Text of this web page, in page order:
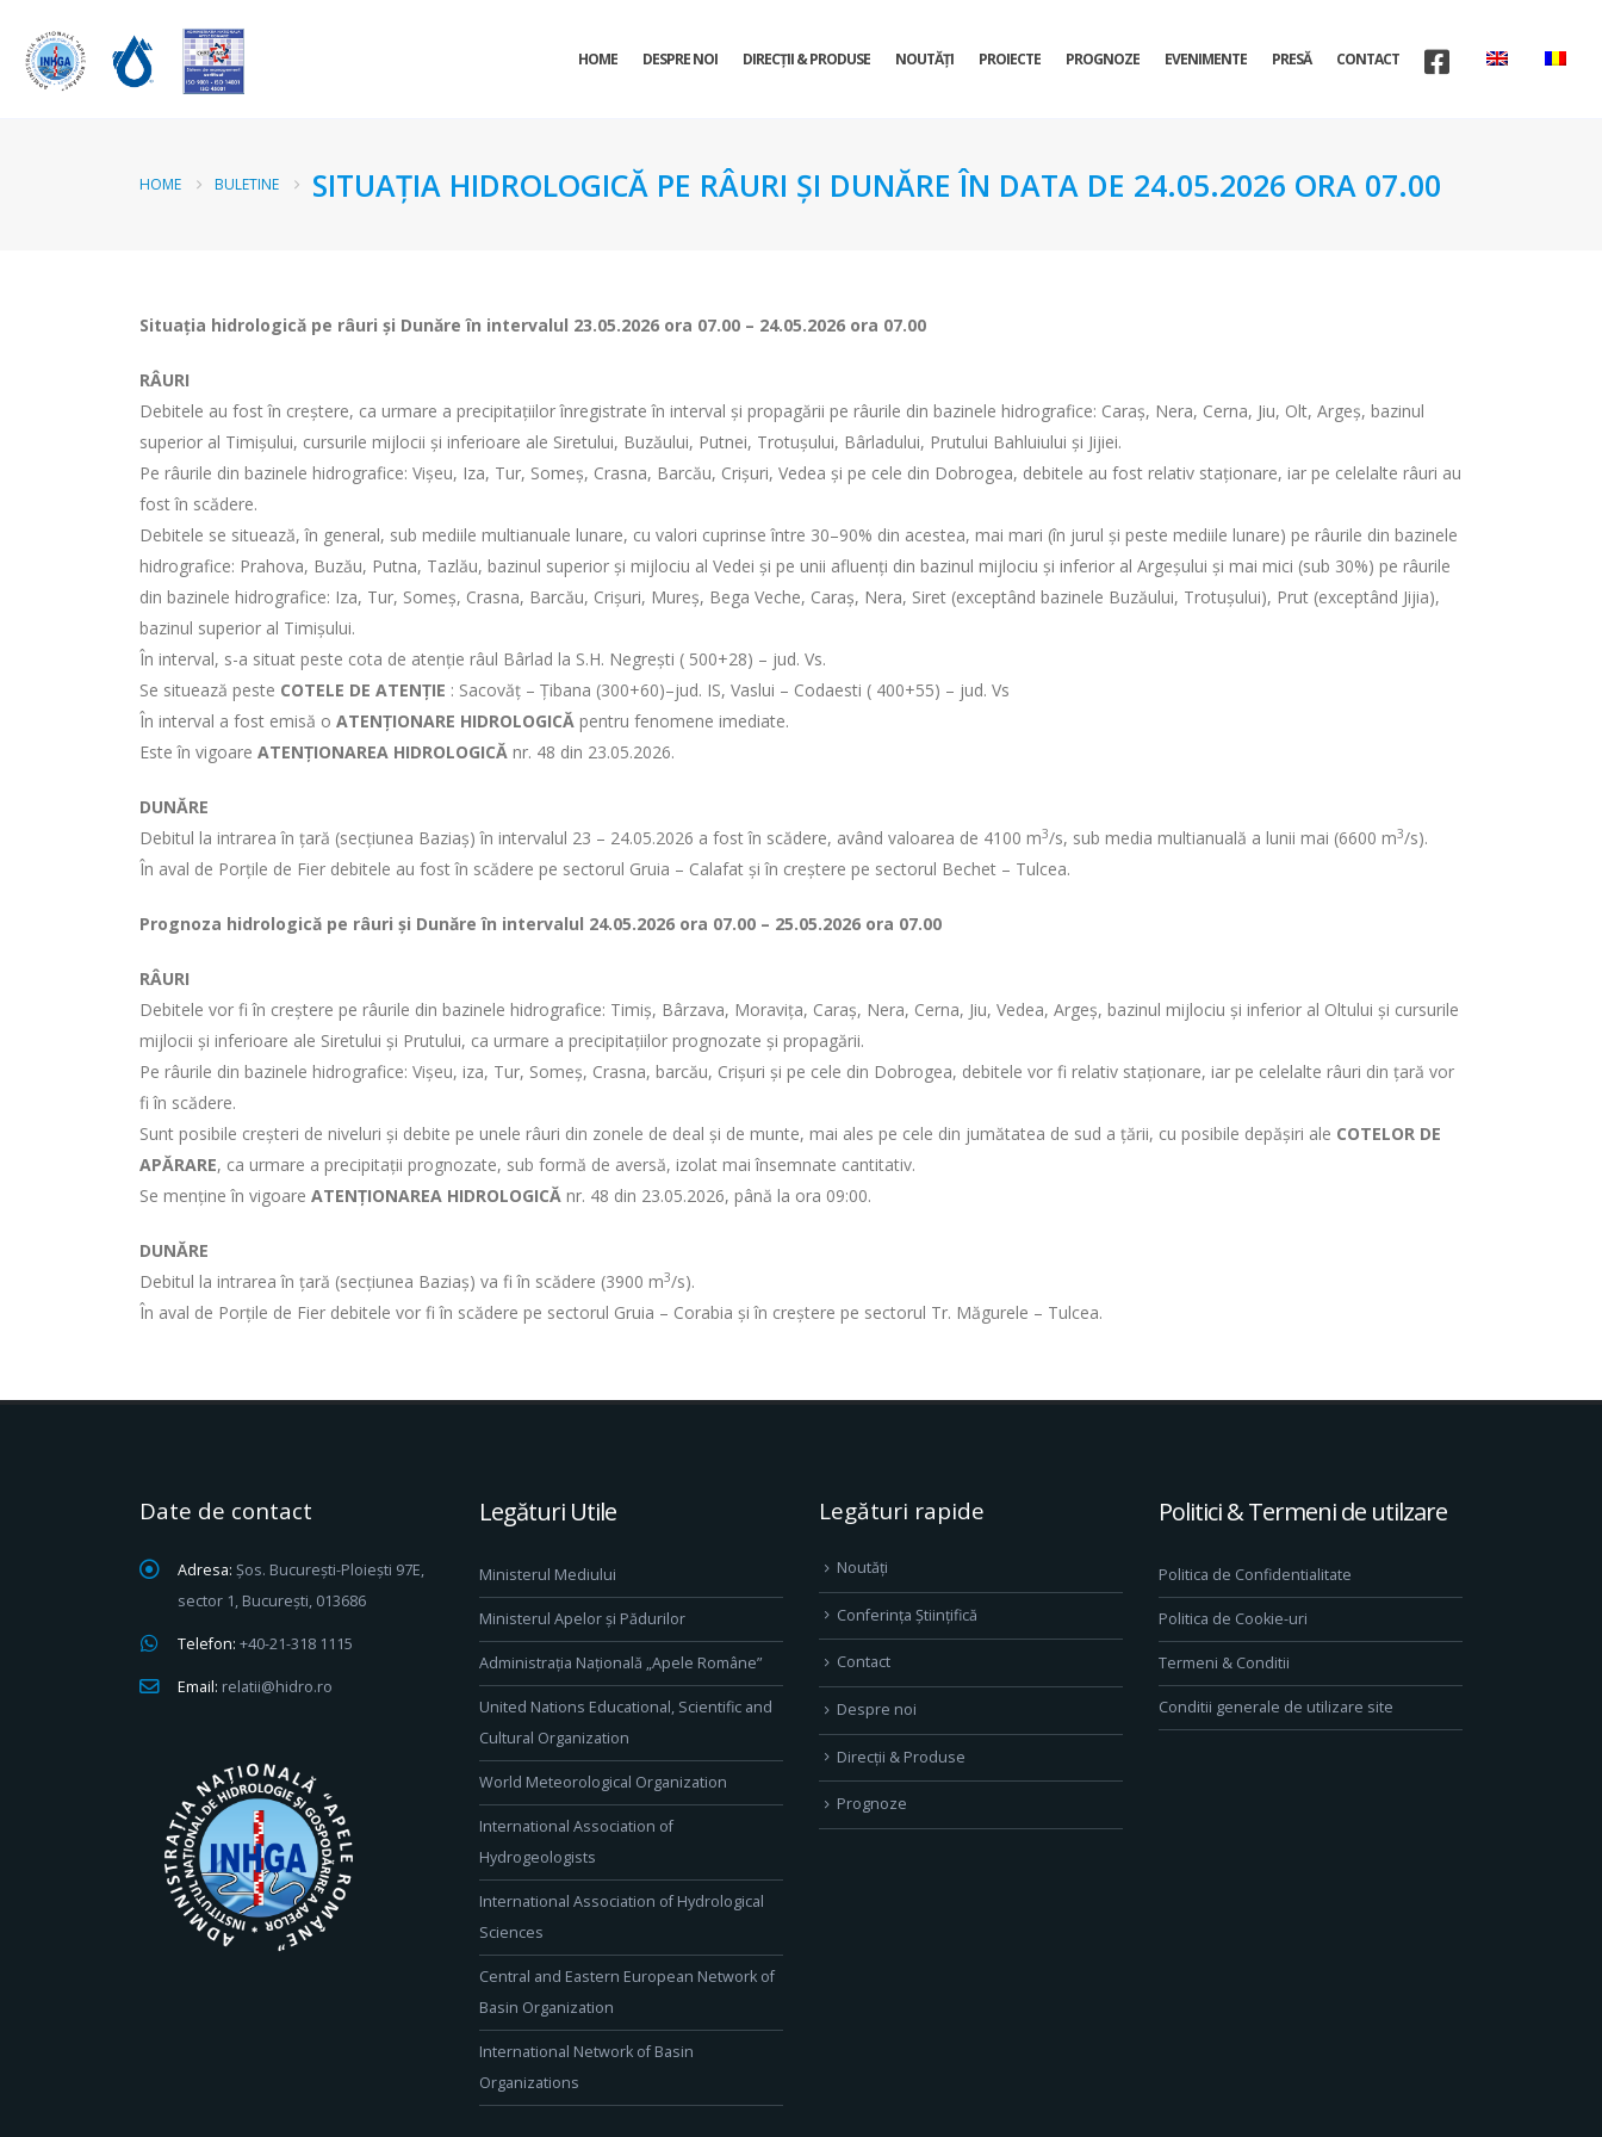
HOME DESPRE NOI DIRECŢII & PRODUSE NOUTĂȚI PROIECTE PROGNOZE EVENIMENTE PRESĂ CONTACT
HOME BULETINE SITUAȚIA HIDROLOGICĂ PE RÂURI ȘI DUNĂRE ÎN DATA DE 24.05.2026 ORA 07.00
Situația hidrologică pe râuri și Dunăre în intervalul 23.05.2026 ora 07.00 – 24.05.2026 ora 07.00
RÂURI
Debitele au fost în creștere, ca urmare a precipitațiilor înregistrate în interval și propagării pe râurile din bazinele hidrografice: Caraș, Nera, Cerna, Jiu, Olt, Argeș, bazinul
superior al Timișului, cursurile mijlocii și inferioare ale Siretului, Buzăului, Putnei, Trotușului, Bârladului, Prutului Bahluiului și Jijiei.
Pe râurile din bazinele hidrografice: Vișeu, Iza, Tur, Someș, Crasna, Barcău, Crișuri, Vedea și pe cele din Dobrogea, debitele au fost relativ staționare, iar pe celelalte râuri au
fost în scădere.
Debitele se situează, în general, sub mediile multianuale lunare, cu valori cuprinse între 30–90% din acestea, mai mari (în jurul și peste mediile lunare) pe râurile din bazinele
hidrografice: Prahova, Buzău, Putna, Tazlău, bazinul superior și mijlociu al Vedei și pe unii afluenți din bazinul mijlociu și inferior al Argeșului și mai mici (sub 30%) pe râurile
din bazinele hidrografice: Iza, Tur, Someș, Crasna, Barcău, Crișuri, Mureș, Bega Veche, Caraș, Nera, Siret (exceptând bazinele Buzăului, Trotușului), Prut (exceptând Jijia),
bazinul superior al Timișului.
În interval, s-a situat peste cota de atenție râul Bârlad la S.H. Negrești ( 500+28) – jud. Vs.
Se situează peste COTELE DE ATENȚIE : Sacovăț – Țibana (300+60)–jud. IS, Vaslui – Codaesti ( 400+55) – jud. Vs
În interval a fost emisă o ATENȚIONARE HIDROLOGICĂ pentru fenomene imediate.
Este în vigoare ATENȚIONAREA HIDROLOGICĂ nr. 48 din 23.05.2026.
DUNĂRE
Debitul la intrarea în țară (secțiunea Baziaș) în intervalul 23 – 24.05.2026 a fost în scădere, având valoarea de 4100 m3/s, sub media multianuală a lunii mai (6600 m3/s).
În aval de Porţile de Fier debitele au fost în scădere pe sectorul Gruia – Calafat și în creștere pe sectorul Bechet – Tulcea.
Prognoza hidrologică pe râuri și Dunăre în intervalul 24.05.2026 ora 07.00 – 25.05.2026 ora 07.00
RÂURI
Debitele vor fi în creștere pe râurile din bazinele hidrografice: Timiș, Bârzava, Moravița, Caraș, Nera, Cerna, Jiu, Vedea, Argeș, bazinul mijlociu și inferior al Oltului și cursurile
mijlocii și inferioare ale Siretului și Prutului, ca urmare a precipitațiilor prognozate și propagării.
Pe râurile din bazinele hidrografice: Vișeu, iza, Tur, Someș, Crasna, barcău, Crișuri și pe cele din Dobrogea, debitele vor fi relativ staționare, iar pe celelalte râuri din țară vor
fi în scădere.
Sunt posibile creșteri de niveluri și debite pe unele râuri din zonele de deal și de munte, mai ales pe cele din jumătatea de sud a țării, cu posibile depășiri ale COTELOR DE
APĂRARE, ca urmare a precipitații prognozate, sub formă de aversă, izolat mai însemnate cantitativ.
Se menține în vigoare ATENȚIONAREA HIDROLOGICĂ nr. 48 din 23.05.2026, până la ora 09:00.
DUNĂRE
Debitul la intrarea în țară (secțiunea Baziaș) va fi în scădere (3900 m3/s).
În aval de Porțile de Fier debitele vor fi în scădere pe sectorul Gruia – Corabia și în creștere pe sectorul Tr. Măgurele – Tulcea.
Date de contact
Adresa: Șos. București-Ploiești 97E,
sector 1, București, 013686
Telefon: +40-21-318 1115
Email: relatii@hidro.ro
Legături Utile
Ministerul Mediului
Ministerul Apelor și Pădurilor
Administrația Națională „Apele Române”
United Nations Educational, Scientific and
Cultural Organization
World Meteorological Organization
International Association of
Hydrogeologists
International Association of Hydrological
Sciences
Central and Eastern European Network of
Basin Organization
International Network of Basin
Organizations
Legături rapide
Noutăți
Conferința Științifică
Contact
Despre noi
Direcţii & Produse
Prognoze
Politici & Termeni de utilzare
Politica de Confidentialitate
Politica de Cookie-uri
Termeni & Conditii
Conditii generale de utilizare site